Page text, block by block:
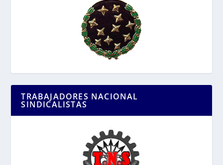
TRABAJADORES NACIONAL
SINDICALISTAS